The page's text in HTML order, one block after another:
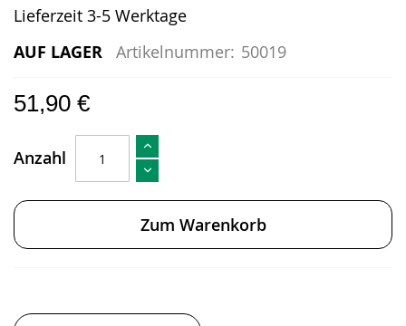
Lieferzeit 3-5 Werktage
AUF LAGER Artikelnummer: 50019
51,90 €
Anzahl
Zum Warenkorb